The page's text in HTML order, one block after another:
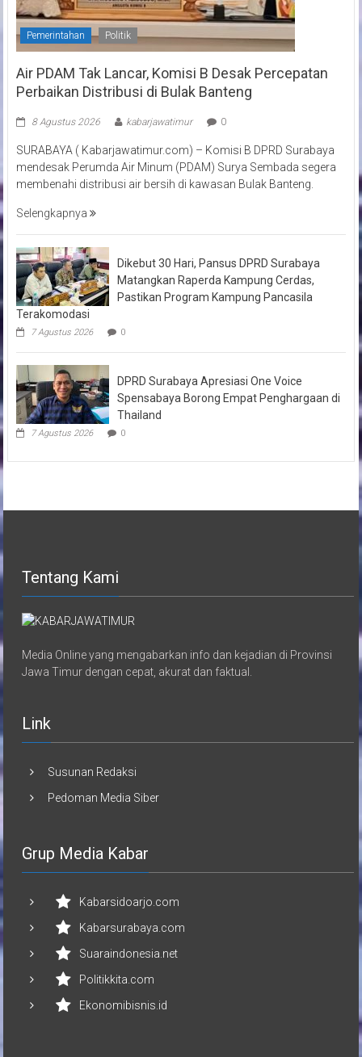
Pemerintahan Politik
Air PDAM Tak Lancar, Komisi B Desak Percepatan
Perbaikan Distribusi di Bulak Banteng
8 Agustus 2026 kabarjawatimur 0
SURABAYA ( Kabarjawatimur.com) – Komisi B DPRD Surabaya
mendesak Perumda Air Minum (PDAM) Surya Sembada segera
membenahi distribusi air bersih di kawasan Bulak Banteng.
Selengkapnya
Dikebut 30 Hari, Pansus DPRD Surabaya
Matangkan Raperda Kampung Cerdas,
Pastikan Program Kampung Pancasila
Terakomodasi
7 Agustus 2026 0
DPRD Surabaya Apresiasi One Voice
Spensabaya Borong Empat Penghargaan di
Thailand
7 Agustus 2026 0
Tentang Kami
Media Online yang mengabarkan info dan kejadian di Provinsi
Jawa Timur dengan cepat, akurat dan faktual.
Link
Susunan Redaksi
Pedoman Media Siber
Grup Media Kabar
Kabarsidoarjo.com
Kabarsurabaya.com
Suaraindonesia.net
Politikkita.com
Ekonomibisnis.id